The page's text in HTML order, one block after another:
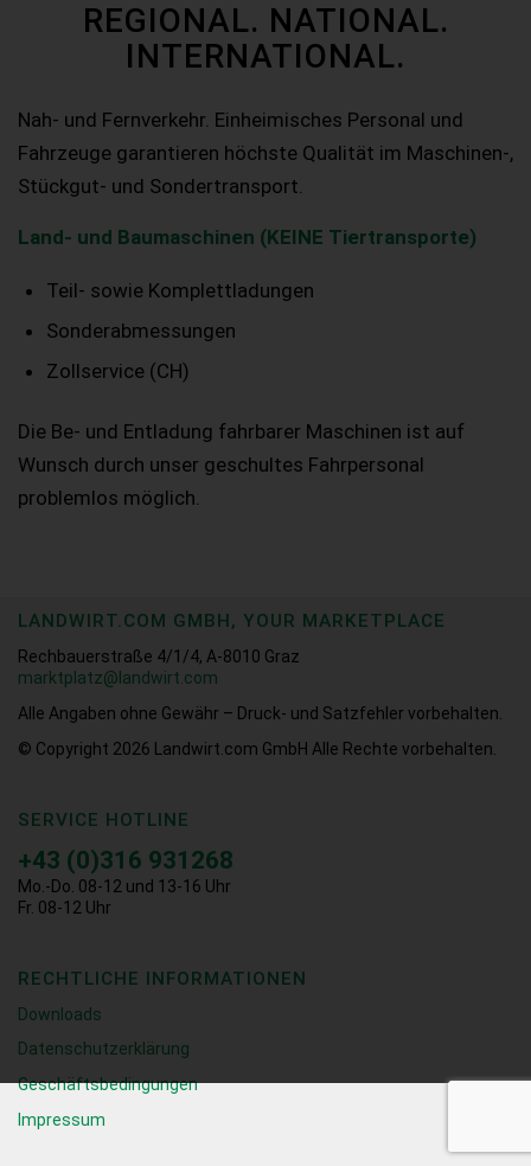
REGIONAL. NATIONAL.
INTERNATIONAL.
Nah- und Fernverkehr. Einheimisches Personal und
Fahrzeuge garantieren höchste Qualität im Maschinen-,
Stückgut- und Sondertransport.
Land- und Baumaschinen (KEINE Tiertransporte)
Teil- sowie Komplettladungen
Sonderabmessungen
Zollservice (CH)
Die Be- und Entladung fahrbarer Maschinen ist auf
Wunsch durch unser geschultes Fahrpersonal
problemlos möglich.
LANDWIRT.COM GMBH, YOUR MARKETPLACE
Rechbauerstraße 4/1/4, A-8010 Graz
marktplatz@landwirt.com
Alle Angaben ohne Gewähr – Druck- und Satzfehler vorbehalten.
© Copyright 2026
Landwirt.com GmbH Alle Rechte vorbehalten.
SERVICE HOTLINE
+43 (0)316 931268
Mo.-Do. 08-12 und 13-16 Uhr
Fr. 08-12 Uhr
RECHTLICHE INFORMATIONEN
Downloads
Datenschutzerklärung
Geschäftsbedingungen
Impressum